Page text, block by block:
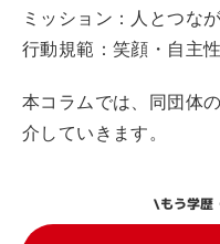
ミッション：人とつな
行動規範：笑顔・自主
本コラムでは、同団体
介していきます。
\もう学歴